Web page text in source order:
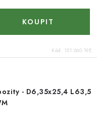
Kód: 151.060.19E
- D6,35x25,4 L63,5